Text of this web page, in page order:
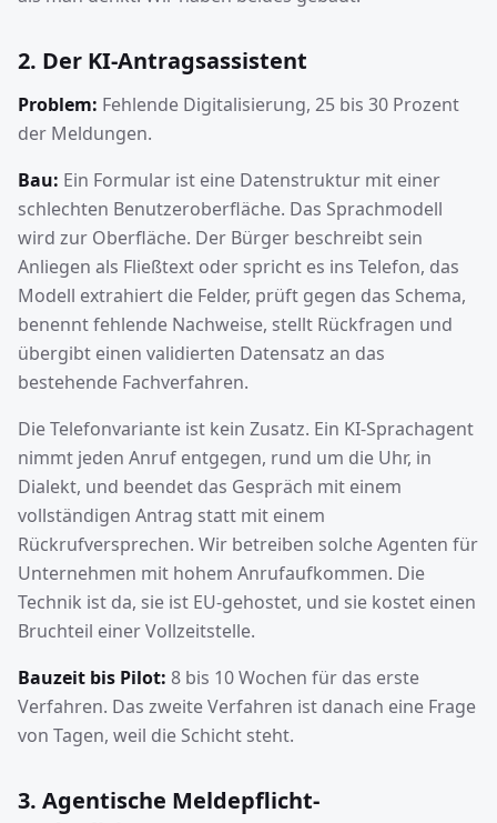
2. Der KI-Antragsassistent
Problem: Fehlende Digitalisierung, 25 bis 30 Prozent
der Meldungen.
Bau: Ein Formular ist eine Datenstruktur mit einer
schlechten Benutzeroberfläche. Das Sprachmodell
wird zur Oberfläche. Der Bürger beschreibt sein
Anliegen als Fließtext oder spricht es ins Telefon, das
Modell extrahiert die Felder, prüft gegen das Schema,
benennt fehlende Nachweise, stellt Rückfragen und
übergibt einen validierten Datensatz an das
bestehende Fachverfahren.
Die Telefonvariante ist kein Zusatz. Ein KI-Sprachagent
nimmt jeden Anruf entgegen, rund um die Uhr, in
Dialekt, und beendet das Gespräch mit einem
vollständigen Antrag statt mit einem
Rückrufversprechen. Wir betreiben solche Agenten für
Unternehmen mit hohem Anrufaufkommen. Die
Technik ist da, sie ist EU-gehostet, und sie kostet einen
Bruchteil einer Vollzeitstelle.
Bauzeit bis Pilot: 8 bis 10 Wochen für das erste
Verfahren. Das zweite Verfahren ist danach eine Frage
von Tagen, weil die Schicht steht.
3. Agentische Meldepflicht-